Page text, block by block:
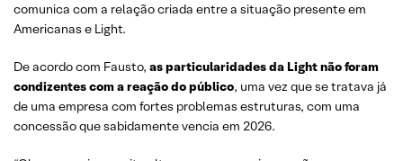
comunica com a relação criada entre a situação presente em
Americanas e Light.
De acordo com Fausto, as particularidades da Light não foram
condizentes com a reação do público, uma vez que se tratava já
de uma empresa com fortes problemas estruturas, com uma
concessão que sabidamente vencia em 2026.